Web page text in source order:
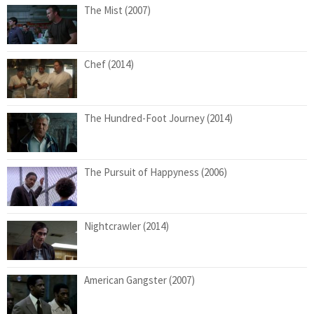
The Mist (2007)
Chef (2014)
The Hundred-Foot Journey (2014)
The Pursuit of Happyness (2006)
Nightcrawler (2014)
American Gangster (2007)